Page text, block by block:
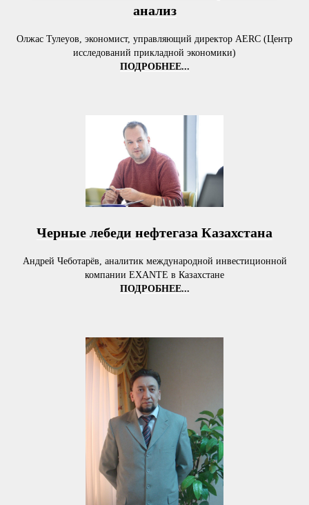
анализ
Олжас Тулеуов, экономист, управляющий директор AERC (Центр
исследований прикладной экономики)
ПОДРОБНЕЕ...
Черные лебеди нефтегаза Казахстана
Андрей Чеботарёв, аналитик международной инвестиционной
компании EXANTE в Казахстане
ПОДРОБНЕЕ...